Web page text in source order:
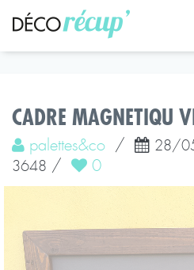
CADRE MAGNETIQU
palettes&co / 28/
3648 / 0